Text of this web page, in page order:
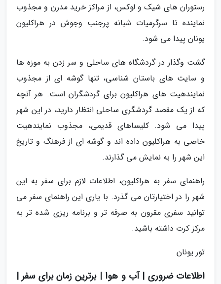
رستوران های شیک و لوکس، از مراکز خرید مدرن و مجذوب
نماینده تا سرگرمیات شبانه پرجنب وجوش در هراکلیون
یونان پیدا می شود.
گشت وگذار در گردشگاه های ساحلی و سر زدن به موزه ها
و سایت های باستان شناسی، تنها گوشه ای از مجذوب
نمایندهیت های هراکلیون برای گردشگران است. هر آنچه
که از یک مقصد گردشگری ساحلی انتظار دارید، در این شهر
پیدا می شود. کلیساهای قدیمی، مجذوب نمایندهیت
خاصی به هراکلیون داده اند و گوشه ای از فرهنگ و تاریخ
این شهر را به نمایش می گذارند.
راهنمای سفر به هراکلیون، اطلاعات لازم برای سفر به این
شهر را در اختیارتان می گذرد. با یاری این راهنمای سفر می
توانید سفری مقرون به صرفه تر و برنامه ریزی شده تر به
مرکز کرت داشته باشید.
تور یونان
اطلاعات ضروری | آب و هوا | برترین زمان برای سفر |